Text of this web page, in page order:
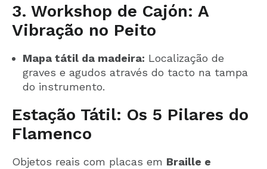
3. Workshop de Cajón: A
Vibração no Peito
Mapa tátil da madeira: Localização de
graves e agudos através do tacto na tampa
do instrumento.
Estação Tátil: Os 5 Pilares do
Flamenco
Objetos reais com placas em Braille e